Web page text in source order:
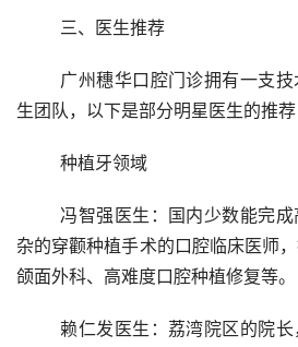
	三、医生推荐
生团队，以下是部分明星医生的推荐
	种植牙领域
杂的穿颧种植手术的口腔临床医师
颌面外科、高难度口腔种植修复等。